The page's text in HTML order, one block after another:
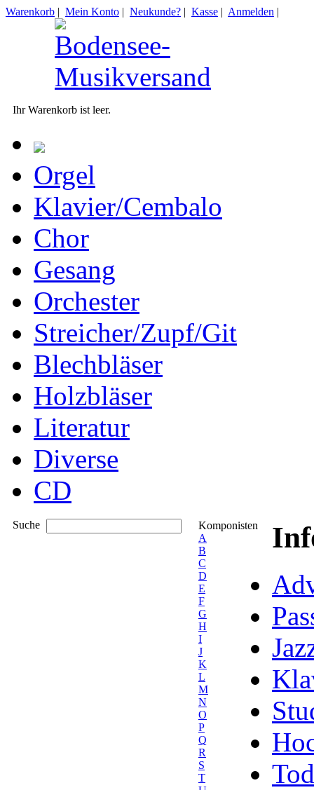
Warenkorb | Mein Konto | Neukunde? | Kasse | Anmelden |
Ihr Warenkorb ist leer.
Orgel
Klavier/Cembalo
Chor
Gesang
Orchester
Streicher/Zupf/Git
Blechbläser
Holzbläser
Literatur
Diverse
CD
Suche
Komponisten
A
B
C
D
E
F
G
H
I
J
K
L
M
N
O
P
Q
R
S
T